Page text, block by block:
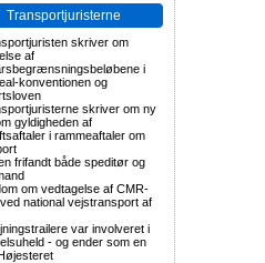
Transportjuristerne
skriver om
af
i
konventionen og
skriver om ny
gyldigheden af
i rammeaftaler om
frifandt både speditør og
om vedtagelse af CMR-
national vejstransport af
var involveret i
- og ender som en